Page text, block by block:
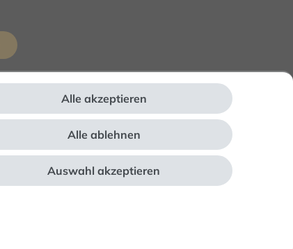
Alle akzeptieren
Alle ablehnen
Auswahl akzeptieren